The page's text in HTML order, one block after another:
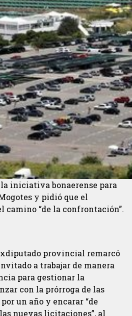
iniciativa bonaerense para
y pidió que el
“de la confrontación”.
provincial remarcó
a trabajar de manera
para gestionar la
con la prórroga de las
un año y encarar “de
nuevas licitaciones”, al